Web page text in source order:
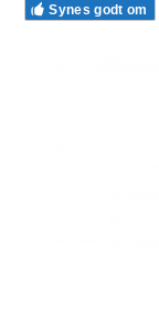
Synes godt om